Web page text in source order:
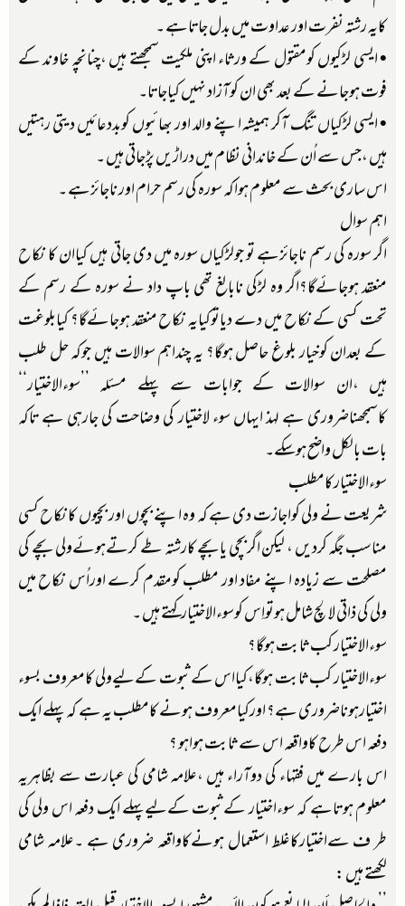
کایہ رشتہ نفرت اور عداوت میں بدل جاتاہے ۔
• ایسی لڑکیوں کومقتول کے ورثاء اپنی ملکیت سمجھتے ہیں ،چنانچہ خاوند کے
فوت ہوجانے کے بعد بھی ان کوآزاد نہیں کیاجاتا۔
• ایسی لڑکیاں تنگ آکر ہمیشہ اپنے والد اور بھائیوں کوبددعائیں دیتی رہتیں
ہیں ،جس سے اُن کے خاندانی نظام میں دراڑیں پڑجاتی ہیں ۔
اس ساری بحث سے معلوم ہواکہ سورہ کی رسم حرام اور ناجائزہے ۔
اہم سوال
اگر سورہ کی رسم ناجائزہے تو جولڑکیاں سورہ میں دی جاتی ہیں کیاان کا نکاح
منعقد ہوجائےگا؟اگر وہ لڑکی نابالغ تھی باپ داد نے سورہ کے رسم کے
تحت کسی کے نکاح میں دے دیاتوکیایہ نکاح منعقد ہوجائےگا؟ کیابلوغت
کے بعدان کوخیار بلوغ حاصل ہوگا؟ یہ چنداہم سوالات ہیں جوکہ حل طلب
ہیں ،ان سوالات کے جوابات سے پہلے مسئلہ ’’سوءالاختیار‘‘
کاسمجھناضروری ہے لہذ ایہاں سوء لاختیار کی وضاحت کی جارہی ہے تاکہ
بات بالکل واضح ہوسکے۔
سوءالاختیارکامطلب
شریعت نے ولی کواجازت دی ہے کہ وہ اپنے بچوں اور بچیوں کانکاح کسی
مناسب جگہ کردیں ، لیکن اگربچی یابچے کارشتہ طے کرتےہوئےولی بچے کی
مصلحت سے زیادہ اپنے مفاد اور مطلب کومقدم کرے اوراُس نکاح میں
ولی کی ذاتی لالچ شامل ہوتواِس کوسوءالاختیارکہتے ہیں ۔
سوءالاختیار کب ثابت ہوگا؟
سوءالاختیار کب ثابت ہوگا،کیااس کےثبوت کےلیےولی کامعروف بسوء
اختیارہوناضروری ہے؟ اورکیامعروف ہونے کامطلب یہ ہے کہ پہلے ایک
دفعہ اس طرح کاواقعہ اس سے ثابت ہواہو ؟
اس بارے میں فقہاء کی دوآراء ہیں ،علامہ شامی کی عبارت سے بظاہریہ
معلوم ہوتاہے کہ سوءاختیار کےثبوت کےلیےپہلے ایک دفعہ اس ولی کی
طر ف سےاختیارکاغلط استعمال ہونےکاواقعہ ضروری ہے ۔علامہ شامی
لکھتے ہیں :